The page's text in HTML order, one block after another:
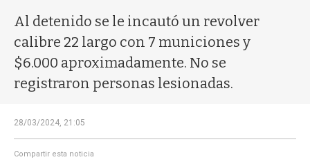
Al detenido se le incautó un revolver
calibre 22 largo con 7 municiones y
$6.000 aproximadamente. No se
registraron personas lesionadas.
28/03/2024, 21:05
Compartir esta noticia